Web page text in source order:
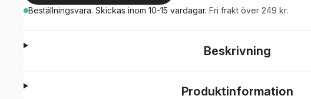
Beställningsvara. Skickas inom 10-15 vardagar. Fri frakt över 249 kr.
Beskrivning
Produktinformation